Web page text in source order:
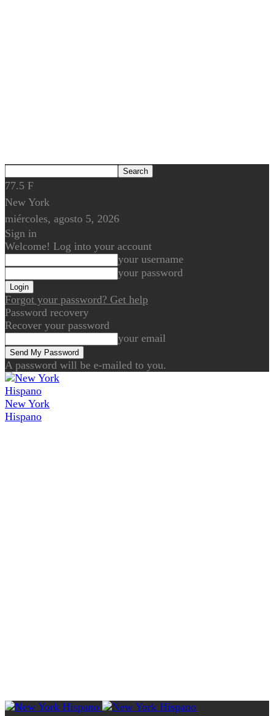
77.5 F
New York
miércoles, agosto 5, 2026
Sign in
Welcome! Log into your account
your username
your password
Forgot your password? Get help
Password recovery
Recover your password
your email
A password will be e-mailed to you.
New York
Hispano